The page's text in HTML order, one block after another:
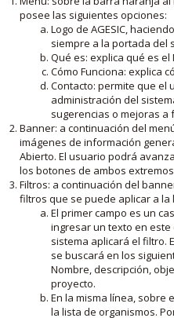
posee las siguientes opciones:
Logo de AGESIC,
siempre a la portada del
Qué es: explica qué es
Cómo Funciona: explica
Contacto: permite que el
administración del
sugerencias o mejoras a
Banner: a continuación del
imágenes de información
Abierto. El usuario podrá
los botones de ambos
Filtros: a continuación del
filtros que se puede aplicar a la
El primer campo es un
ingresar un texto en este
sistema aplicará el filtro.
se buscará en los
Nombre, descripción,
proyecto.
En la misma línea, sobre
la lista de organismos.